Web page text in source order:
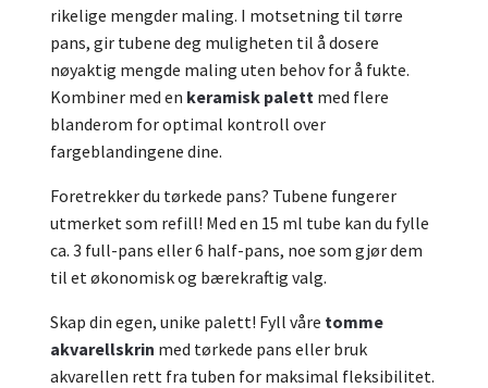
rikelige mengder maling. I motsetning til tørre
pans, gir tubene deg muligheten til å dosere
nøyaktig mengde maling uten behov for å fukte.
Kombiner med en keramisk palett med flere
blanderom for optimal kontroll over
fargeblandingene dine.
Foretrekker du tørkede pans? Tubene fungerer
utmerket som refill! Med en 15 ml tube kan du fylle
ca. 3 full-pans eller 6 half-pans, noe som gjør dem
til et økonomisk og bærekraftig valg.
Skap din egen, unike palett! Fyll våre tomme
akvarellskrin med tørkede pans eller bruk
akvarellen rett fra tuben for maksimal fleksibilitet.